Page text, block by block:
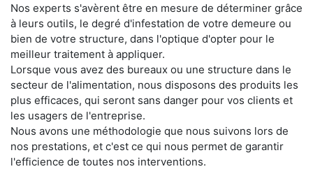
Nos experts s'avèrent être en mesure de déterminer grâce
à leurs outils, le degré d'infestation de votre demeure ou
bien de votre structure, dans l'optique d'opter pour le
meilleur traitement à appliquer.
Lorsque vous avez des bureaux ou une structure dans le
secteur de l'alimentation, nous disposons des produits les
plus efficaces, qui seront sans danger pour vos clients et
les usagers de l'entreprise.
Nous avons une méthodologie que nous suivons lors de
nos prestations, et c'est ce qui nous permet de garantir
l'efficience de toutes nos interventions.